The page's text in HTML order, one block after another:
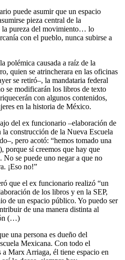
puede asumir que un espacio
pieza central de la
la pureza del movimiento… lo
con el pueblo, nunca subirse a
polémica causada a raíz de la
quien se atrincherara en las oficinas
se retiró–, la mandataria federal
se modificarán los libros de texto
con algunos contenidos,
en la historia de México.
del ex funcionario –elaboración de
construcción de la Nueva Escuela
pero acotó: “hemos tomado una
porque sí creemos que hay que
se puede uno negar a que no
¡Eso no!”
que el ex funcionario realizó “un
de los libros y en la SEP,
de un espacio público. Yo puedo ser
de una manera distinta al
(…)
una persona es dueño del
Mexicana. Con todo el
Marx Arriaga, él tiene espacio en